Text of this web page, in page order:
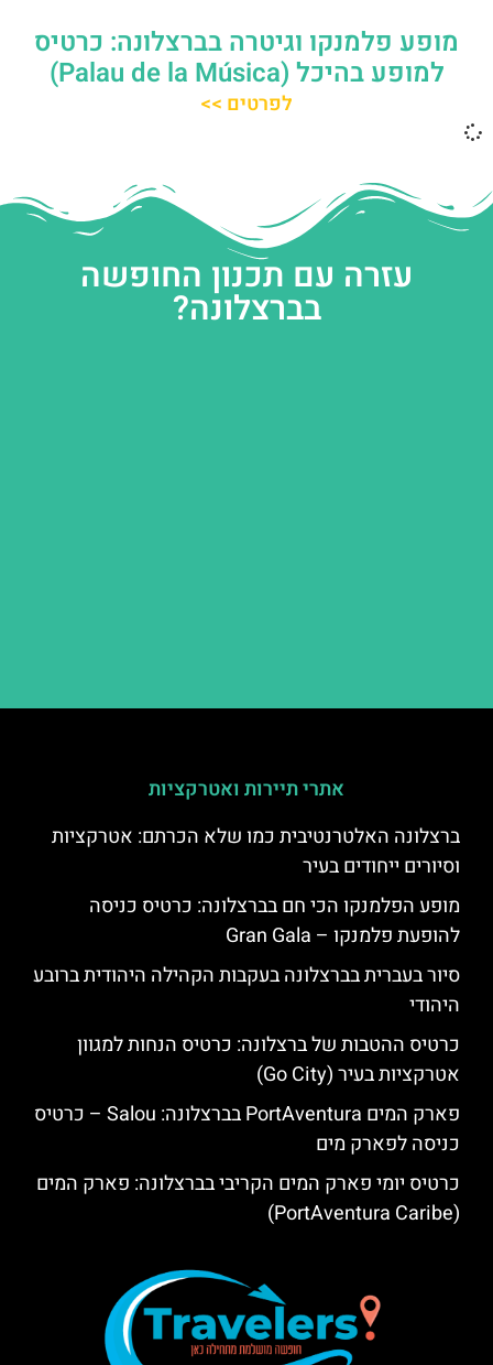
מופע פלמנקו וגיטרה בברצלונה: כרטיס
למופע בהיכל (Palau de la Música)
לפרטים >>
עזרה עם תכנון החופשה
בברצלונה?
אתרי תיירות ואטרקציות
ברצלונה האלטרנטיבית כמו שלא הכרתם: אטרקציות
וסיורים ייחודים בעיר
מופע הפלמנקו הכי חם בברצלונה: כרטיס כניסה
להופעת פלמנקו – Gran Gala
סיור בעברית בברצלונה בעקבות הקהילה היהודית ברובע
היהודי
כרטיס ההטבות של ברצלונה: כרטיס הנחות למגוון
אטרקציות בעיר (Go City)
פארק המים PortAventura בברצלונה: Salou – כרטיס
כניסה לפארק מים
כרטיס יומי פארק המים הקריבי בברצלונה: פארק המים
(PortAventura Caribe)